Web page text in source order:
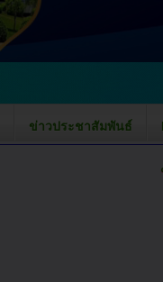
ข่าวประชาสัมพันธ์